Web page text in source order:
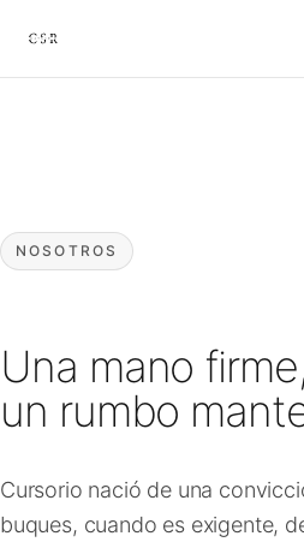
Cursorio
Cursorio Manager
Insights
Nosotros
NOSOTROS
Una mano
un rumbo
Cursorio nació de una
buques, cuando es exigente,